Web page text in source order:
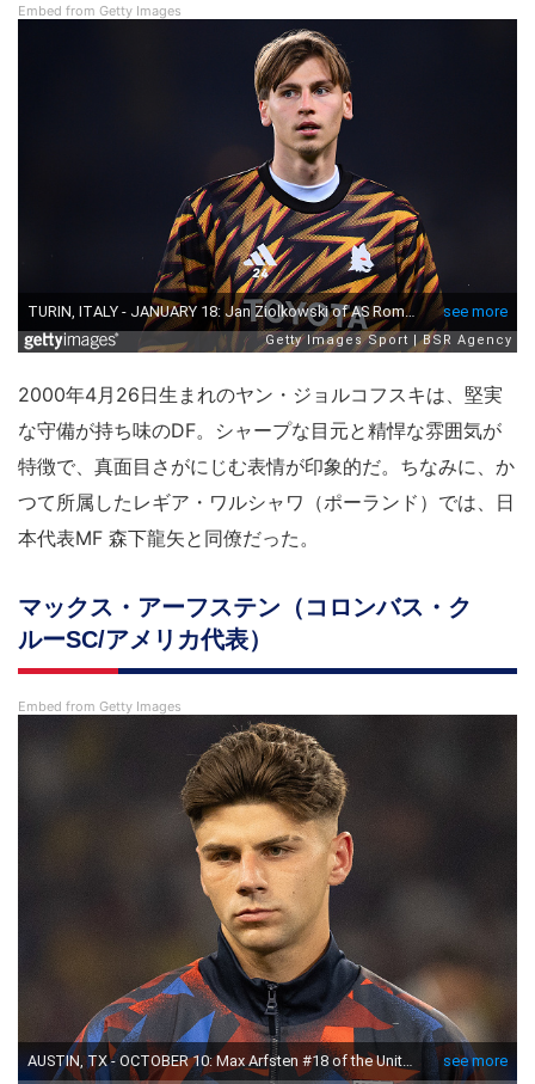
Embed from Getty Images
2000年4月26日生まれのヤン・ジョルコフスキは、堅実
な守備が持ち味のDF。シャープな目元と精悍な雰囲気が
特徴で、真面目さがにじむ表情が印象的だ。ちなみに、か
つて所属したレギア・ワルシャワ（ポーランド）では、日
本代表MF 森下龍矢と同僚だった。
マックス・アーフステン（コロンバス・ク
ルーSC/アメリカ代表）
Embed from Getty Images